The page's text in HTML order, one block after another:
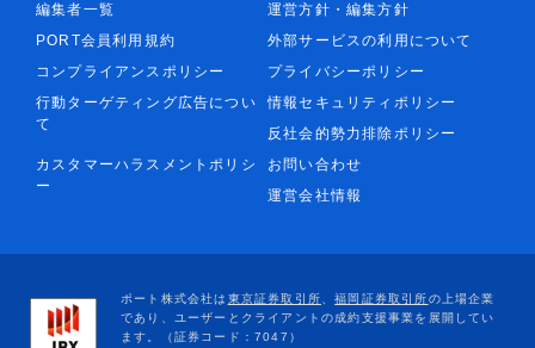
編集者一覧
運営方針・編集方針
PORT会員利用規約
外部サービスの利用について
コンプライアンスポリシー
プライバシーポリシー
行動ターゲティング広告につい
て
情報セキュリティポリシー
反社会的勢力排除ポリシー
カスタマーハラスメントポリシ
ー
お問い合わせ
運営会社情報